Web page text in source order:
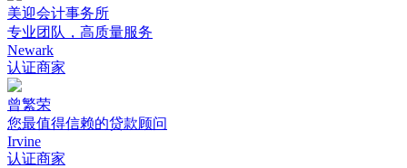
美迎会计事务所
专业团队，高质量服务
Newark
认证商家
曾繁荣
您最值得信赖的贷款顾问
Irvine
认证商家